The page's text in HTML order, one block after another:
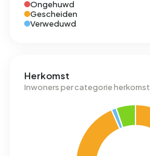
Ongehuwd
Gescheiden
Verweduwd
Herkomst
Inwoners per categorie herkomst